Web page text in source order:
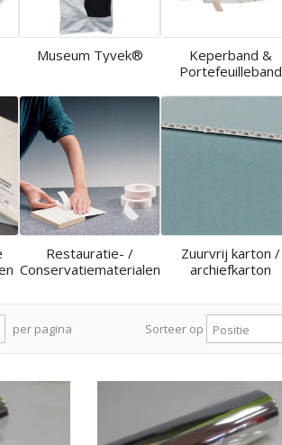
Museum Tyvek®
Keperband &
Portefeuilleband
Restauratie- /
Conservatiematerialen
Zuurvrij karton /
archiefkarton
Sorteer op
per pagina